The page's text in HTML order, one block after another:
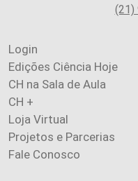
(21)
Login
Edições Ciência Hoje
CH na Sala de Aula
CH +
Loja Virtual
Projetos e Parcerias
Fale Conosco